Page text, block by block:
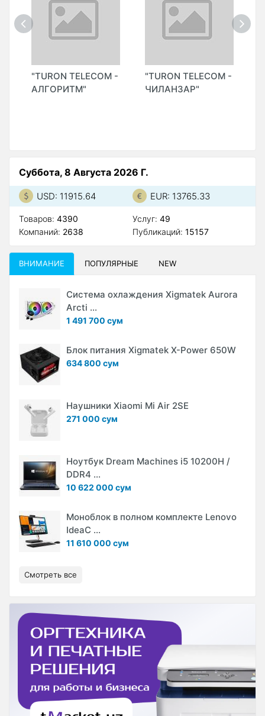
"TURON TELECOM -
АЛГОРИТМ"
"TURON TELECOM -
ЧИЛАНЗАР"
Суббота, 8 Августа 2026 Г.
USD: 11915.64 EUR: 13765.33
Товаров: 4390
Компаний: 2638
Услуг: 49
Публикаций: 15157
ВНИМАНИЕ ПОПУЛЯРНЫЕ NEW
Система охлаждения Xigmatek Aurora
Arcti ...
1 491 700 сум
Блок питания Xigmatek X-Power 650W
634 800 сум
Наушники Xiaomi Mi Air 2SE
271 000 сум
Ноутбук Dream Machines i5 10200H /
DDR4 ...
10 622 000 сум
Моноблок в полном комплекте Lenovo
IdeaC ...
11 610 000 сум
Смотреть все